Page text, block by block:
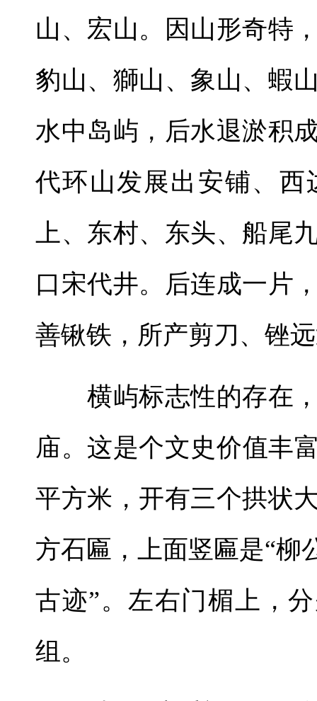
山、宏山。因山形奇特
豹山、獅山、象山、蝦
水中岛屿，后水退淤积
代环山发展出安铺、
上、东村、东头、船尾
口宋代井。后连成一片
善锹铁，所产剪刀、锉
横屿标志性的存在，
庙。这是个文史价值丰
平方米，开有三个拱状
方石匾，上面竖匾是“柳
古迹”。左右门楣上，
组。